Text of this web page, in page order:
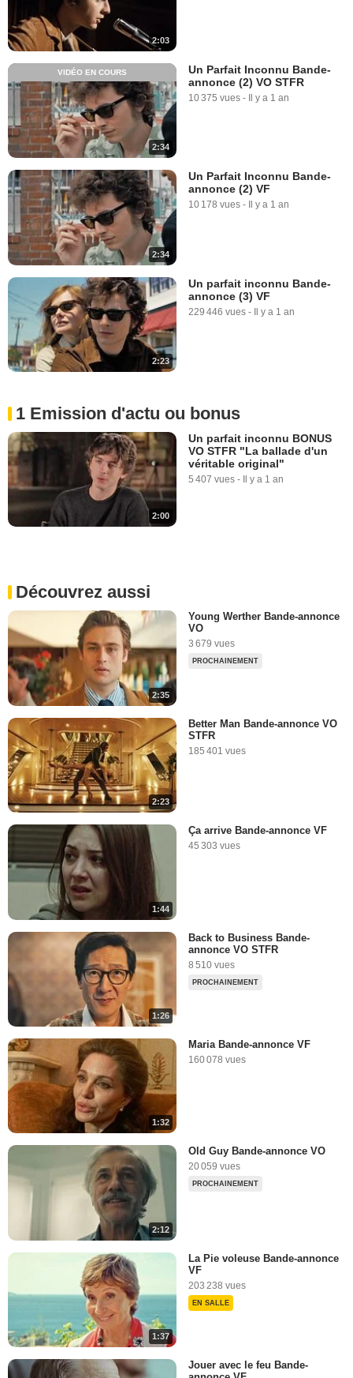
2:03
2:34
VIDÉO EN COURS
Un Parfait Inconnu Bande-
annonce (2) VO STFR
10 375 vues - Il y a 1 an
2:34
Un Parfait Inconnu Bande-
annonce (2) VF
10 178 vues - Il y a 1 an
2:23
Un parfait inconnu Bande-
annonce (3) VF
229 446 vues - Il y a 1 an
1 Emission d'actu ou bonus
2:00
Un parfait inconnu BONUS
VO STFR "La ballade d'un
véritable original"
5 407 vues - Il y a 1 an
Découvrez aussi
2:35
Young Werther Bande-annonce
VO
3 679 vues
PROCHAINEMENT
2:23
Better Man Bande-annonce VO
STFR
185 401 vues
1:44
Ça arrive Bande-annonce VF
45 303 vues
1:26
Back to Business Bande-
annonce VO STFR
8 510 vues
PROCHAINEMENT
1:32
Maria Bande-annonce VF
160 078 vues
2:12
Old Guy Bande-annonce VO
20 059 vues
PROCHAINEMENT
1:37
La Pie voleuse Bande-annonce
VF
203 238 vues
EN SALLE
Jouer avec le feu Bande-